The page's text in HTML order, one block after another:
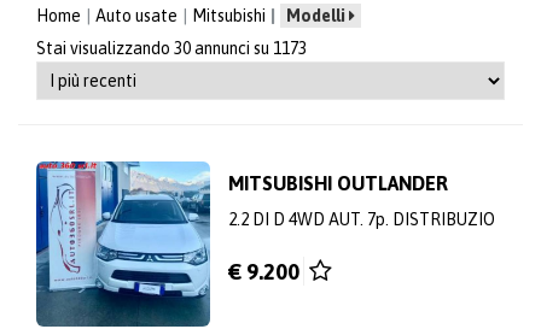
Home Auto usate Mitsubishi
Modelli
Stai visualizzando 30 annunci su 1173
MITSUBISHI OUTLANDER
2.2 DI D 4WD AUT. 7p. DISTRIBUZIO
€ 9.200